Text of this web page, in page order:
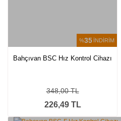
%35 İNDİRİM
Bahçıvan BSC Hız Kontrol Cihazı
226,49 TL
348,00 TL